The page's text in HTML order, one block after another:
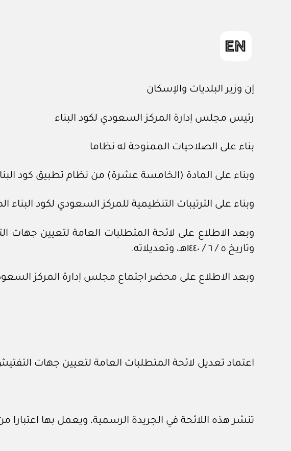
إن وزير البلديات والإسكان
رئيس مجلس إدارة المركز السعودي لكود البناء
بناء على الصلاحيات الممنوحة له نظاما
وبناء على المادة (الخامسة عشرة) من نظام تطبيق كود البناء السعودي الصادر
وبناء على الترتيبات التنظيمية للمركز السعودي لكود البناء الصادرة بقرار
وتاريخ ٥ / ٦ / ١٤٤٠هـ، وتعديلاته.
وبعد الاطلاع على محضر اجتماع مجلس إدارة المركز السعودي لكود البناء رقم (٥ / م
اعتماد تعديل لائحة المتطلبات العامة لتعيين جهات
تنشر هذه اللائحة في الجريدة الرسمية، ويعمل بها اعتبارا